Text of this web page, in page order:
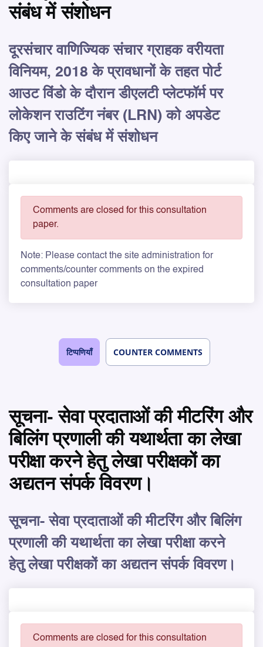
संबंध में संशोधन
दूरसंचार वाणिज्यिक संचार ग्राहक वरीयता
विनियम, 2018 के प्रावधानों के तहत पोर्ट
आउट विंडो के दौरान डीएलटी प्लेटफॉर्म पर
लोकेशन राउटिंग नंबर (LRN) को अपडेट
किए जाने के संबंध में संशोधन
Comments are closed for this consultation
paper.
Note: Please contact the site administration for
comments/counter comments on the expired
consultation paper
टिप्पणियाँ COUNTER COMMENTS
सूचना- सेवा प्रदाताओं की मीटरिंग और
बिलिंग प्रणाली की यथार्थता का लेखा
परीक्षा करने हेतु लेखा परीक्षकों का
अद्यतन संपर्क विवरण।
सूचना- सेवा प्रदाताओं की मीटरिंग और बिलिंग
प्रणाली की यथार्थता का लेखा परीक्षा करने
हेतु लेखा परीक्षकों का अद्यतन संपर्क विवरण।
Comments are closed for this consultation